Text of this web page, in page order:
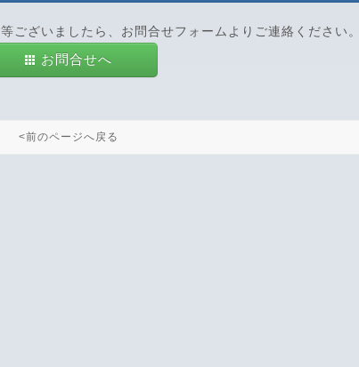
ございましたら、お問合せフォームよりご連絡ください。
お問合せへ
<前のページへ戻る